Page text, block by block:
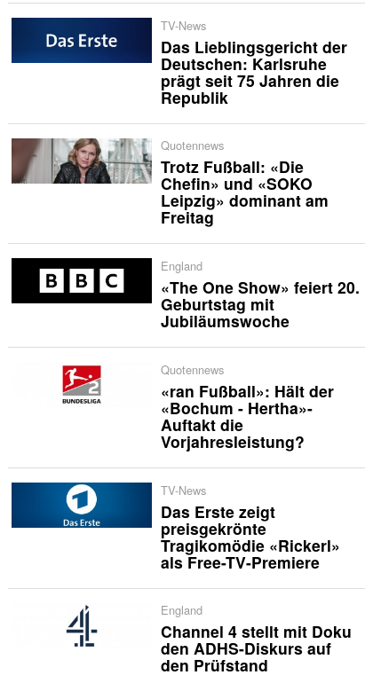
TV-News
Das Lieblingsgericht der
Deutschen: Karlsruhe
prägt seit 75 Jahren die
Republik
Quotennews
Trotz Fußball: «Die
Chefin» und «SOKO
Leipzig» dominant am
Freitag
England
«The One Show» feiert 20.
Geburtstag mit
Jubiläumswoche
Quotennews
«ran Fußball»: Hält der
«Bochum - Hertha»-
Auftakt die
Vorjahresleistung?
TV-News
Das Erste zeigt
preisgekrönte
Tragikomödie «Rickerl»
als Free-TV-Premiere
England
Channel 4 stellt mit Doku
den ADHS-Diskurs auf
den Prüfstand